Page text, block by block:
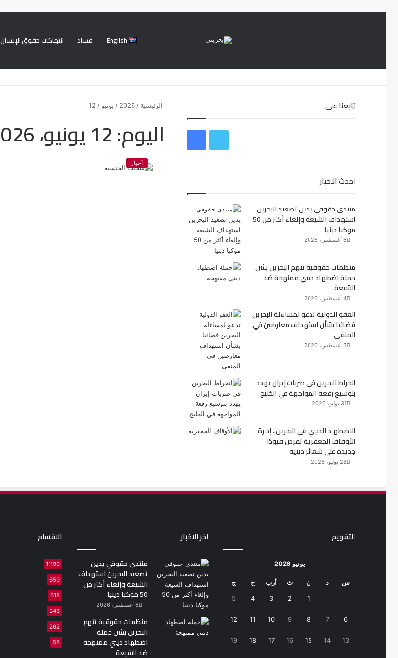
انتهاكات حقوق الإنسان فساد English
الرئيسية /
2026
/ يونيو /
12
اليوم:12 يونيو، 2026
أخبار
تابعنا على
و
ك
ر
احدث الاخبار
منتدى حقوقي يدين تصعيد البحرين
استهداف الشيعة وإلغاء أكثر من 50
موكبا دينيا
6 أغسطس، 2026
منظمات حقوقية تتهم البحرين بشن
حملة اضطهاد ديني ممنهجة ضد
الشيعة
4 أغسطس، 2026
العفو الدولية تدعو لمساءلة البحرين
قضائيا بشأن استهداف معارضين في
المنفى
3 أغسطس، 2026
انخراط البحرين في ضربات إيران يهدد
بتوسيع رقعة المواجهة في الخليج
31 يوليو، 2026
الاضطهاد الديني في البحرين.. إدارة
الأوقاف الجعفرية تفرض قيودًا
جديدة على شعائر دينية
28 يوليو، 2026
الاقسام
1٬199
659
618
346
262
58
اخر الاخبار
منتدى حقوقي يدين
تصعيد البحرين استهداف
الشيعة وإلغاء أكثر من
50 موكبا دينيا
6 أغسطس، 2026
منظمات حقوقية تتهم
البحرين بشن حملة
اضطهاد ديني ممنهجة
ضد الشيعة
التقويم
يونيو 2026
س د ن ث أرب خ ج
1
2
3
4
5
6
7
8
9
10
11
12
13
14
15
16
17
18
19